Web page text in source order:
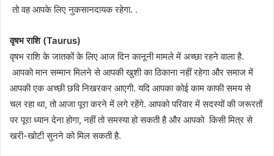
तो वह आपके लिए नुकसानदायक रहेगा. .
वृषभ राशि (Taurus)
वृषभ राशि के जातकों के लिए आज दिन कानूनी मामले में अच्छा रहने वाला है.
आपको मान सम्मान मिलने से आपकी खुशी का ठिकाना नहीं रहेगा और समाज में
आपकी एक अच्छी छवि निखरकर आएगी. यदि आपका कोई काम काफी समय से
चल रहा था, तो आजा पूरा करने में लगे रहेंगे. आपको परिवार में सदस्यों की जरूरतों
पर पूरा ध्यान देना होगा, नहीं तो समस्या हो सकती है और आपको किसी मित्र से
खरी-खोटी सुनने को मिल सकती है.